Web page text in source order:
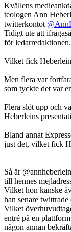
Kvällens
teologen Ann
twitterkontot
Tidigt ute att
för ledarredaktionen.
Vilket fick
Men flera var
som tyckte det var
Flera slöt upp och
Heberleins
Bland annat
just det, vilket fick
Så är
till hennes
Vilket hon kanske
han senare
Vilket
entré på en
någon annan